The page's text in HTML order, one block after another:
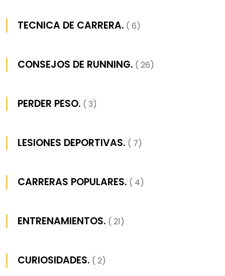
TECNICA DE CARRERA. ( 6)
CONSEJOS DE RUNNING. ( 26)
PERDER PESO. ( 3)
LESIONES DEPORTIVAS. ( 7)
CARRERAS POPULARES. ( 4)
ENTRENAMIENTOS. ( 21)
CURIOSIDADES. ( 2)